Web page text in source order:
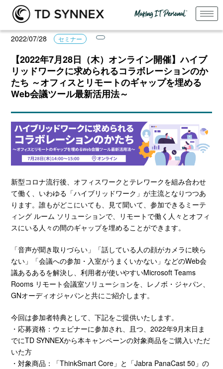
2022/07/28 セミナー
【2022年7月28日（木）オンライン開催】ハイブ
リッドワークに求められるコラボレーションのか
たち ～オフィスとリモートのギャップを埋める
Web会議ツール最新活用法～
新型コロナ流行後、オフィスワークとテレワークを組み合わせ
て働く、いわゆる「ハイブリッドワーク」が主流となりつつあ
ります。誰もがどこにいても、見て聞いて、参加できるミーテ
ィング ルーム ソリューションで、リモートで働く人々とオフィ
スにいる人々の間のギャップを埋めることができます。
「音声が聞き取りづらい」「話している人の顔がカメラに映ら
ない」「会議への参加・入室がうまくいかない」などのWeb会
議あるあるを解決し、利用者が使いやすいMicrosoft Teams
Rooms リモート会議室ソリューションを、レノボ・ジャパン、
GNオーディオジャパンと共にご紹介します。
今回は参加者特典として、下記をご提供いたします。
・応募資格：ウェビナーに参加され、且つ、2022年9月末日ま
でにTD SYNNEXから本キャンペーンの対象商品をご購入いただ
いた方
・対象商品：「ThinkSmart Core」と「Jabra PanaCast 50」の